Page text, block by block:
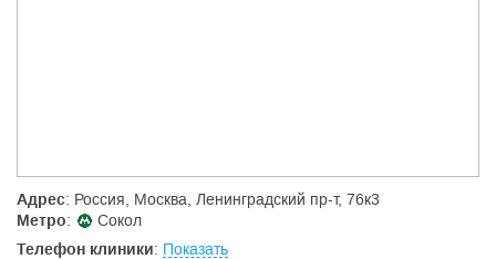
Адрес: Россия, Москва, Ленинградский пр-т, 76к3
Метро:
Сокол
Телефон клиники: Показать